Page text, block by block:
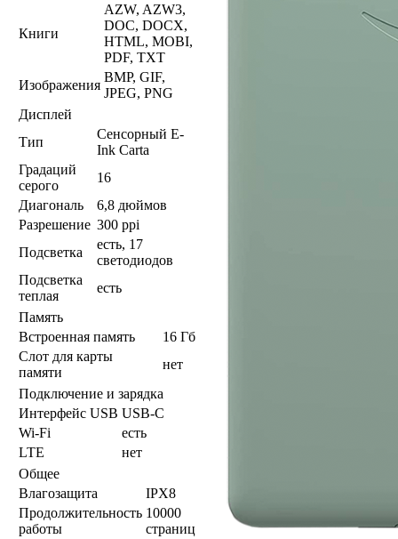
Книги
AZW, AZW3,
DOC, DOCX,
HTML, MOBI,
PDF, TXT
Изображения
BMP, GIF,
JPEG, PNG
Дисплей
Тип
Сенсорный E-
Ink Carta
Градаций
серого
16
Диагональ
6,8 дюймов
Разрешение 300 ppi
Подсветка
есть, 17
светодиодов
Подсветка
теплая
есть
Память
Встроенная память
16 Гб
Слот для карты
памяти
нет
Подключение и зарядка
Интерфейс USB USB-C
Wi-Fi
есть
LTE
нет
Общее
Влагозащита
IPX8
Продолжительность
работы
10000
страниц